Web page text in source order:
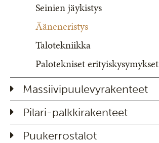
Seinien jäykistys
Ääneneristys
Talotekniikka
Palotekniset erityiskysymykset
Massiivipuulevyrakenteet
Pilari-palkkirakenteet
Puukerrostalot